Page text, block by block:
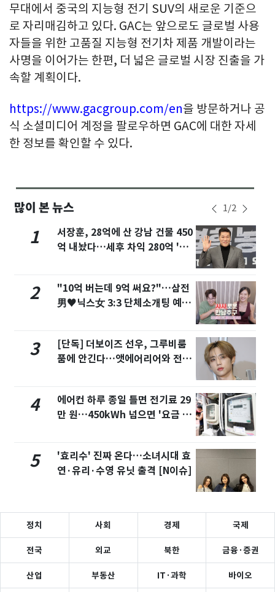
무대에서 중국의 지능형 전기 SUV의 새로운 기준으
로 자리매김하고 있다. GAC는 앞으로도 글로벌 사용
자들을 위한 고품질 지능형 전기차 제품 개발이라는
사명을 이어가는 한편, 더 넓은 글로벌 시장 진출을 가
속할 계획이다.
https://www.gacgroup.com/en을 방문하거나 공
식 소셜미디어 계정을 팔로우하면 GAC에 대한 자세
한 정보를 확인할 수 있다.
많이 본 뉴스 1/2
1
서장훈, 28억에 산 강남 건물 450
억 내놨다…세후 차익 280억 '잭
2
"10억 버는데 9억 써요?"…삼전
男♥닉스女 3:3 단체소개팅 예능
3
[단독] 더보이즈 선우, 그루비룸
품에 안긴다…앳에어리어와 전속
4
에어컨 하루 종일 틀면 전기료 29
만 원…450kWh 넘으면 '요금 폭
5
'효리수' 진짜 온다…소녀시대 효
연·유리·수영 유닛 출격 [N이슈]
정치 사회 경제 국제
전국 외교 북한 금융·증권
산업 부동산 IT·과학 바이오